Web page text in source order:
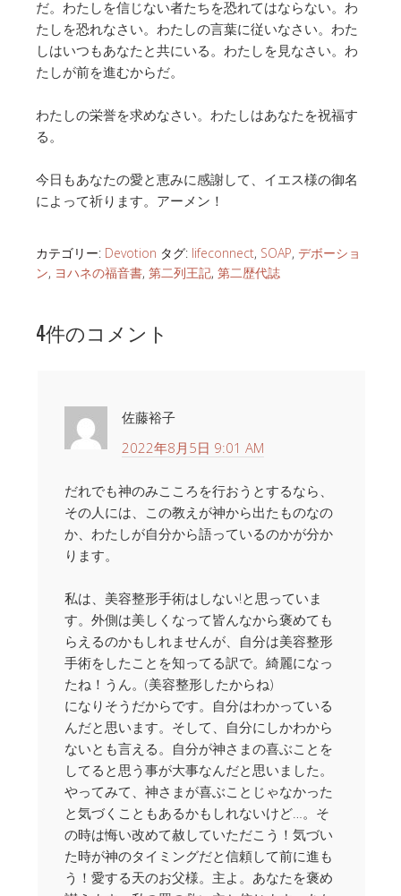
だ。わたしを信じない者たちを恐れてはならない。わ
たしを恐れなさい。わたしの言葉に従いなさい。わた
しはいつもあなたと共にいる。わたしを見なさい。わ
たしが前を進むからだ。
わたしの栄誉を求めなさい。わたしはあなたを祝福す
る。
今日もあなたの愛と恵みに感謝して、イエス様の御名
によって祈ります。アーメン！
カテゴリー: Devotion タグ: lifeconnect, SOAP, デボーショ
ン, ヨハネの福音書, 第二列王記, 第二歴代誌
4件のコメント
佐藤裕子
2022年8月5日 9:01 AM
だれでも神のみこころを行おうとするなら、
その人には、この教えが神から出たものなの
か、わたしが自分から語っているのかが分か
ります。
私は、美容整形手術はしない!と思っていま
す。外側は美しくなって皆んなから褒めても
らえるのかもしれませんが、自分は美容整形
手術をしたことを知ってる訳で。綺麗になっ
たね！うん。(美容整形したからね)
になりそうだからです。自分はわかっている
んだと思います。そして、自分にしかわから
ないとも言える。自分が神さまの喜ぶことを
してると思う事が大事なんだと思いました。
やってみて、神さまが喜ぶことじゃなかった
と気づくこともあるかもしれないけど…。そ
の時は悔い改めて赦していただこう！気づい
た時が神のタイミングだと信頼して前に進も
う！愛する天のお父様。主よ。あなたを褒め